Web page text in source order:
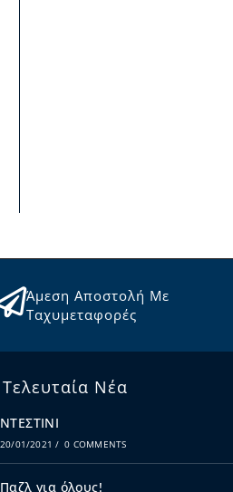
Άμεση Αποστολή Με
Ταχυμεταφορές
Τελευταία Νέα
ΝΤΕΣΤΙΝΙ
20/01/2021 / 0 COMMENTS
Παζλ για όλους!